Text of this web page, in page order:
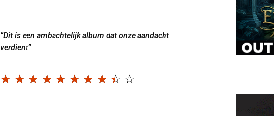
“Dit is een ambachtelijk album dat onze aandacht
verdient”
☆ ☆ ☆ ☆ ☆ ☆ ☆ ☆ ☆ ☆